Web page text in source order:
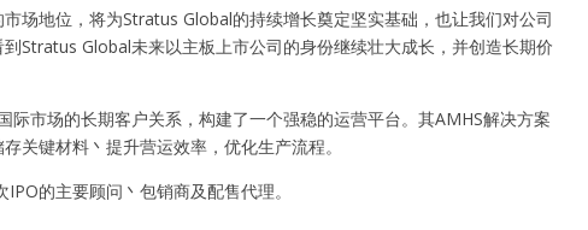
场地位，将为Stratus Global的持续增长奠定坚实基础，也让我们对公司
Stratus Global未来以主板上市公司的身份继续壮大成长，并创造长期价
市场的长期客户关系，构建了一个强稳的运营平台。其AMHS解决方案
关键材料丶提升营运效率，优化生产流程。
的主要顾问丶包销商及配售代理。